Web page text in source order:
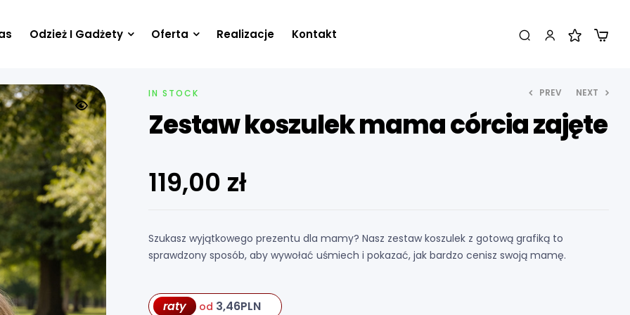
Odzież I Gadżety Oferta Realizacje Kontakt
IN STOCK PREV NEXT
Zestaw koszulek mama córcia zajęte
119,00 zł
Szukasz wyjątkowego prezentu dla mamy? Nasz zestaw koszulek z gotową grafiką to
sprawdzony sposób, aby wywołać uśmiech i pokazać, jak bardzo cenisz swoją mamę.
raty od 3,46PLN